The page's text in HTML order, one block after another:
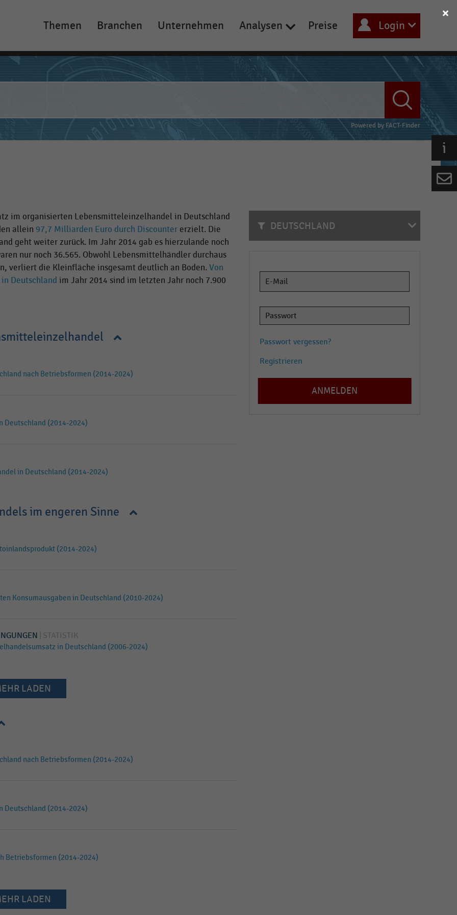
Main
navigation
Themen Branchen Unternehmen Analysen Preise Login
Powered by FACT-Finder
im organisierten Lebensmitteleinzelhandel in Deutschland
allein 97,7 Milliarden Euro durch Discounter erzielt. Die
geht weiter zurück. Im Jahr 2014 gab es hierzulande noch
nur noch 36.565. Obwohl Lebensmittelhändler durchaus
verliert die Kleinfläche insgesamt deutlich an Boden. Von
Deutschland im Jahr 2014 sind im letzten Jahr noch 7.900
nach Betriebsformen (2014-2024)
Deutschland (2014-2024)
in Deutschland (2014-2024)
im engeren Sinne
(2014-2024)
Konsumausgaben in Deutschland (2010-2024)
STATISTIK
in Deutschland (2006-2024)
LADEN
nach Betriebsformen (2014-2024)
Deutschland (2014-2024)
Betriebsformen (2014-2024)
LADEN
DEUTSCHLAND
Passwort vergessen?
Registrieren